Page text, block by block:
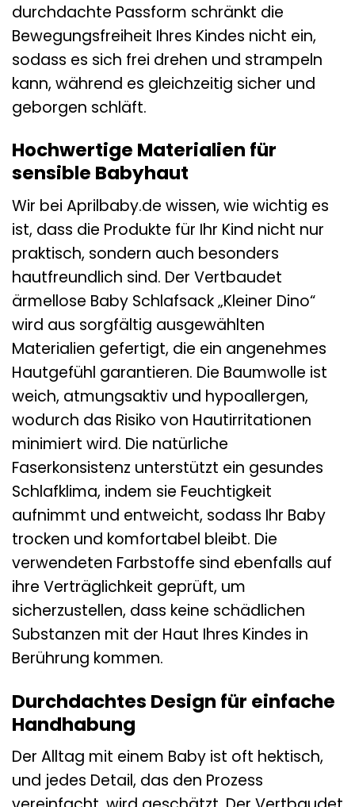
durchdachte Passform schränkt die
Bewegungsfreiheit Ihres Kindes nicht ein,
sodass es sich frei drehen und strampeln
kann, während es gleichzeitig sicher und
geborgen schläft.
Hochwertige Materialien für
sensible Babyhaut
Wir bei Aprilbaby.de wissen, wie wichtig es
ist, dass die Produkte für Ihr Kind nicht nur
praktisch, sondern auch besonders
hautfreundlich sind. Der Vertbaudet
ärmellose Baby Schlafsack „Kleiner Dino“
wird aus sorgfältig ausgewählten
Materialien gefertigt, die ein angenehmes
Hautgefühl garantieren. Die Baumwolle ist
weich, atmungsaktiv und hypoallergen,
wodurch das Risiko von Hautirritationen
minimiert wird. Die natürliche
Faserkonsistenz unterstützt ein gesundes
Schlafklima, indem sie Feuchtigkeit
aufnimmt und entweicht, sodass Ihr Baby
trocken und komfortabel bleibt. Die
verwendeten Farbstoffe sind ebenfalls auf
ihre Verträglichkeit geprüft, um
sicherzustellen, dass keine schädlichen
Substanzen mit der Haut Ihres Kindes in
Berührung kommen.
Durchdachtes Design für einfache
Handhabung
Der Alltag mit einem Baby ist oft hektisch,
und jedes Detail, das den Prozess